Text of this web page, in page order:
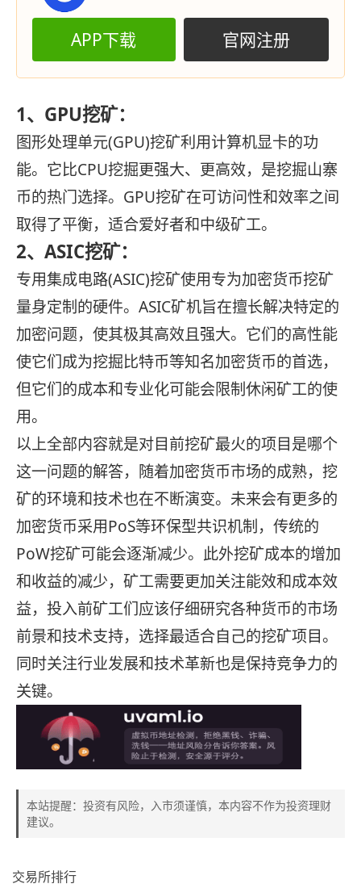
APP下载 官网注册
1、GPU挖矿：
图形处理单元(GPU)挖矿利用计算机显卡的功
能。它比CPU挖掘更强大、更高效，是挖掘山寨
币的热门选择。GPU挖矿在可访问性和效率之间
取得了平衡，适合爱好者和中级矿工。
2、ASIC挖矿：
专用集成电路(ASIC)挖矿使用专为加密货币挖矿
量身定制的硬件。ASIC矿机旨在擅长解决特定的
加密问题，使其极其高效且强大。它们的高性能
使它们成为挖掘比特币等知名加密货币的首选，
但它们的成本和专业化可能会限制休闲矿工的使
用。
以上全部内容就是对目前挖矿最火的项目是哪个
这一问题的解答，随着加密货币市场的成熟，挖
矿的环境和技术也在不断演变。未来会有更多的
加密货币采用PoS等环保型共识机制，传统的
PoW挖矿可能会逐渐减少。此外挖矿成本的增加
和收益的减少，矿工需要更加关注能效和成本效
益，投入前矿工们应该仔细研究各种货币的市场
前景和技术支持，选择最适合自己的挖矿项目。
同时关注行业发展和技术革新也是保持竞争力的
关键。
本站提醒：投资有风险，入市须谨慎，本内容不作为投资理财
建议。
交易所排行